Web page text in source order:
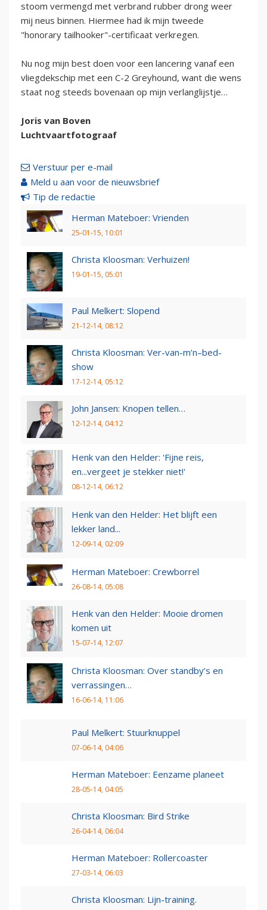
stoom vermengd met verbrand rubber drong weer
mij neus binnen. Hiermee had ik mijn tweede
"honorary tailhooker"-certificaat verkregen.
Nu nog mijn best doen voor een lancering vanaf een
vliegdekschip met een C-2 Greyhound, want die wens
staat nog steeds bovenaan op mijn verlanglijstje…
Joris van Boven
Luchtvaartfotograaf
Verstuur per e-mail
Meld u aan voor de nieuwsbrief
Tip de redactie
Herman Mateboer: Vrienden
25-01-15, 10:01
Christa Kloosman: Verhuizen!
19-01-15, 05:01
Paul Melkert: Slopend
21-12-14, 08:12
Christa Kloosman: Ver-van-m’n–bed-
show
17-12-14, 05:12
John Jansen: Knopen tellen…
12-12-14, 04:12
Henk van den Helder: 'Fijne reis,
en...vergeet je stekker niet!'
08-12-14, 06:12
Henk van den Helder: Het blijft een
lekker land...
12-09-14, 02:09
Herman Mateboer: Crewborrel
26-08-14, 05:08
Henk van den Helder: Mooie dromen
komen uit
15-07-14, 12:07
Christa Kloosman: Over standby’s en
verrassingen…
16-06-14, 11:06
Paul Melkert: Stuurknuppel
07-06-14, 04:06
Herman Mateboer: Eenzame planeet
28-05-14, 04:05
Christa Kloosman: Bird Strike
26-04-14, 06:04
Herman Mateboer: Rollercoaster
27-03-14, 06:03
Christa Kloosman: Lijn-training.